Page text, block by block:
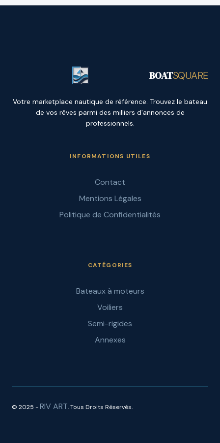
BOATSQUARE
Votre marketplace nautique de référence. Trouvez le bateau
de vos rêves parmi des milliers d'annonces de
professionnels.
INFORMATIONS UTILES
Contact
Mentions Légales
Politique de Confidentialités
CATÉGORIES
Bateaux à moteurs
Voiliers
Semi-rigides
Annexes
© 2025 -RIV ART. Tous Droits Réservés.